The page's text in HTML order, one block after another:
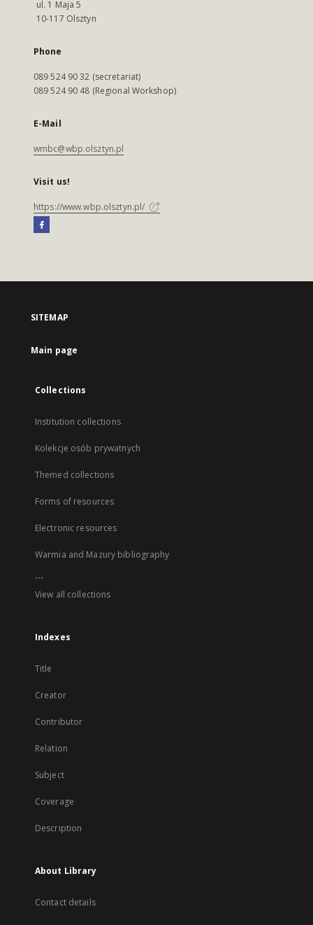
ul. 1 Maja 5
10-117 Olsztyn
Phone
089 524 90 32 (secretariat)
089 524 90 48 (Regional Workshop)
E-Mail
wmbc@wbp.olsztyn.pl
Visit us!
https://www.wbp.olsztyn.pl/
SITEMAP
Main page
Collections
Institution collections
Kolekcje osób prywatnych
Themed collections
Forms of resources
Electronic resources
Warmia and Mazury bibliography
...
View all collections
Indexes
Title
Creator
Contributor
Relation
Subject
Coverage
Description
About Library
Contact details